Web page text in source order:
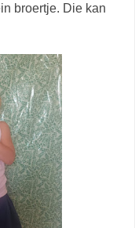
broertje. Die kan